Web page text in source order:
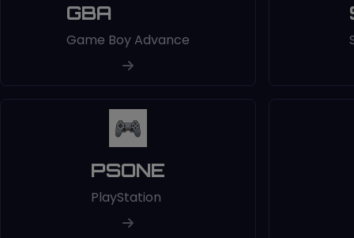
GBA
Game Boy Advance
PSONE
PlayStation